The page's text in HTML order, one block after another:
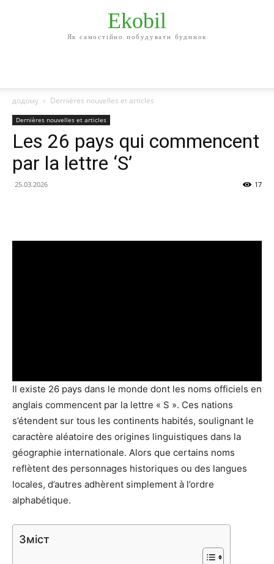
Ekobil
Як самостійно побудувати будинок
додому Dernières nouvelles et articles
Dernières nouvelles et articles
Les 26 pays qui commencent
par la lettre ‘S’
25.03.2026 17
Il existe 26 pays dans le monde dont les noms officiels en
anglais commencent par la lettre « S ». Ces nations
s’étendent sur tous les continents habités, soulignant le
caractère aléatoire des origines linguistiques dans la
géographie internationale. Alors que certains noms
reflètent des personnages historiques ou des langues
locales, d’autres adhèrent simplement à l’ordre
alphabétique.
Зміст